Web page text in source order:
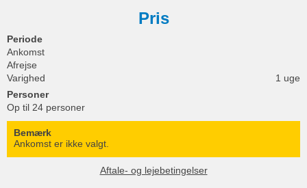
Pris
Periode
Ankomst
Afrejse
Varighed
1 uge
Personer
Op til 24 personer
Bemærk
Ankomst er ikke valgt.
Aftale- og lejebetingelser